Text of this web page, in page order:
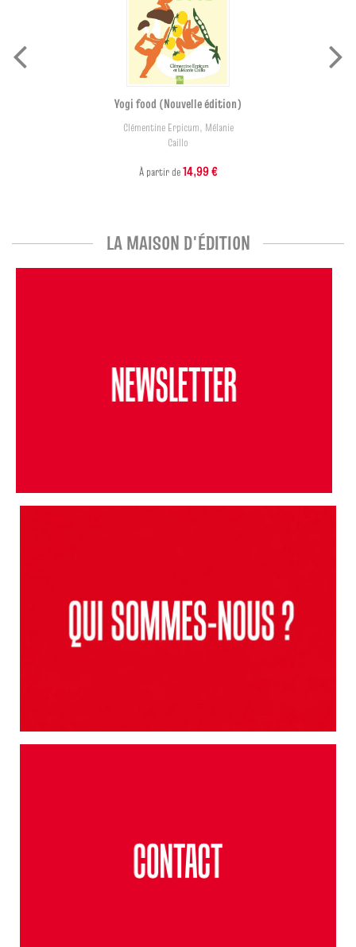
Yogi food (Nouvelle édition)
Clémentine Erpicum, Mélanie
Caillo
À partir de14,99 €
LA MAISON D'ÉDITION